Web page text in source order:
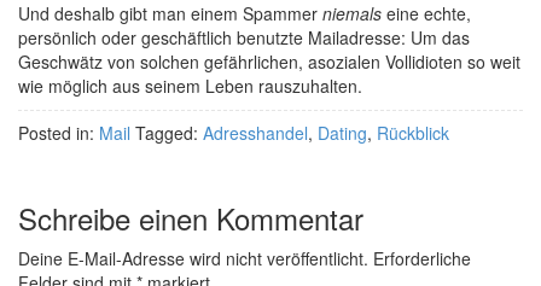
Und deshalb gibt man einem Spammer niemals eine echte,
persönlich oder geschäftlich benutzte Mailadresse: Um das
Geschwätz von solchen gefährlichen, asozialen Vollidioten so weit
wie möglich aus seinem Leben rauszuhalten.
Posted in: Mail Tagged: Adresshandel, Dating, Rückblick
Schreibe einen Kommentar
Deine E-Mail-Adresse wird nicht veröffentlicht. Erforderliche